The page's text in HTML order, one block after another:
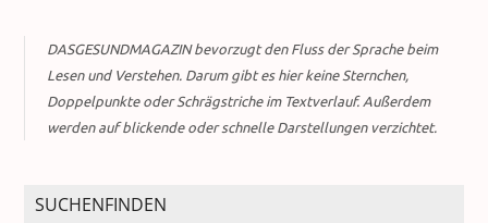
DASGESUNDMAGAZIN bevorzugt den Fluss der Sprache beim
Lesen und Verstehen. Darum gibt es hier keine Sternchen,
Doppelpunkte oder Schrägstriche im Textverlauf. Außerdem
werden auf blickende oder schnelle Darstellungen verzichtet.
SUCHENFINDEN